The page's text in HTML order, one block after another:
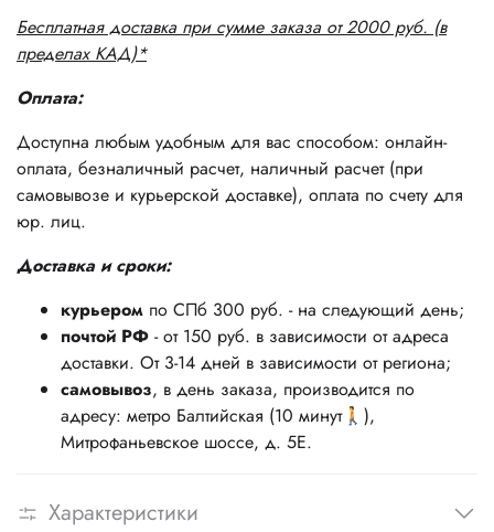
Бесплатная доставка при сумме заказа от 2000 руб. (в
пределах КАД)*
Оплата:
Доступна любым удобным для вас способом: онлайн-
оплата, безналичный расчет, наличный расчет (при
самовывозе и курьерской доставке), оплата по счету для
юр. лиц.
Доставка и сроки:
курьером по СПб 300 руб. - на следующий день;
почтой РФ - от 150 руб. в зависимости от адреса
доставки. От 3-14 дней в зависимости от региона;
самовывоз, в день заказа, производится по
адресу: метро Балтийская (10 минут🚶),
Митрофаньевское шоссе, д. 5Е.
Характеристики